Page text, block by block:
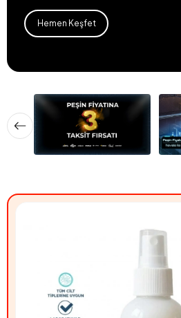
Hemen Keşfet